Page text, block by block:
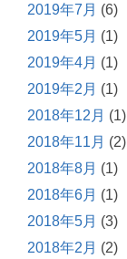
2019年7月 (6)
2019年5月 (1)
2019年4月 (1)
2019年2月 (1)
2018年12月 (1)
2018年11月 (2)
2018年8月 (1)
2018年6月 (1)
2018年5月 (3)
2018年2月 (2)